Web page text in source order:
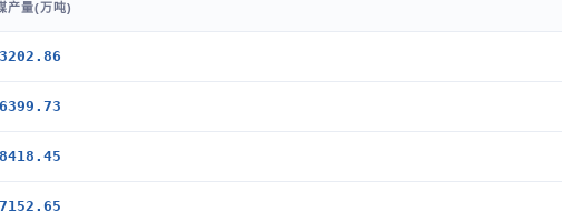
产量(万吨)